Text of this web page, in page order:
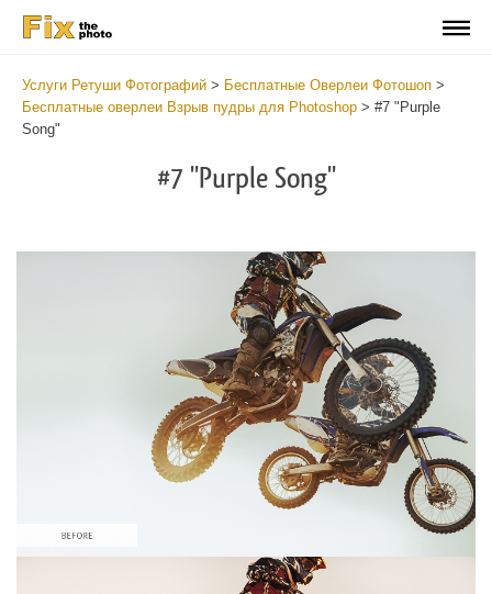
Услуги Ретуши Фотографий > Бесплатные Оверлеи Фотошоп >
Бесплатные оверлеи Взрыв пудры для Photoshop > #7 "Purple
Song"
#7 "Purple Song"